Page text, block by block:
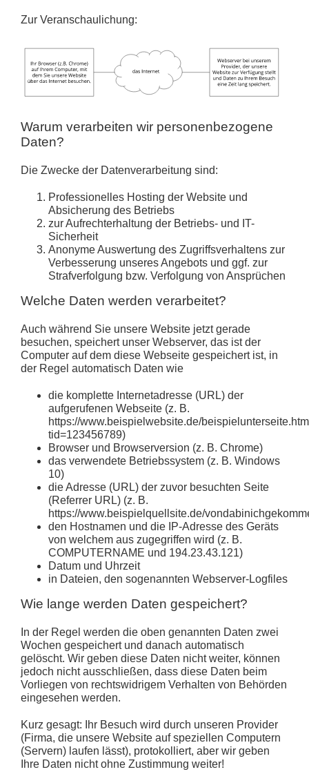
Zur Veranschaulichung:
Warum verarbeiten wir personenbezogene
Daten?
Die Zwecke der Datenverarbeitung sind:
Professionelles Hosting der Website und
Absicherung des Betriebs
zur Aufrechterhaltung der Betriebs- und IT-
Sicherheit
Anonyme Auswertung des Zugriffsverhaltens zur
Verbesserung unseres Angebots und ggf. zur
Strafverfolgung bzw. Verfolgung von Ansprüchen
Welche Daten werden verarbeitet?
Auch während Sie unsere Website jetzt gerade
besuchen, speichert unser Webserver, das ist der
Computer auf dem diese Webseite gespeichert ist, in
der Regel automatisch Daten wie
die komplette Internetadresse (URL) der
aufgerufenen Webseite (z. B.
https://www.beispielwebsite.de/
tid=123456789)
Browser und Browserversion (z. B. Chrome)
das verwendete Betriebssystem (z. B. Windows
10)
die Adresse (URL) der zuvor besuchten Seite
(Referrer URL) (z. B.
https://www.beispielquellsite.de/
den Hostnamen und die IP-Adresse des Geräts
von welchem aus zugegriffen wird (z. B.
COMPUTERNAME und 194.23.43.121)
Datum und Uhrzeit
in Dateien, den sogenannten Webserver-Logfiles
Wie lange werden Daten gespeichert?
In der Regel werden die oben genannten Daten zwei
Wochen gespeichert und danach automatisch
gelöscht. Wir geben diese Daten nicht weiter, können
jedoch nicht ausschließen, dass diese Daten beim
Vorliegen von rechtswidrigem Verhalten von Behörden
eingesehen werden.
Kurz gesagt: Ihr Besuch wird durch unseren Provider
(Firma, die unsere Website auf speziellen Computern
(Servern) laufen lässt), protokolliert, aber wir geben
Ihre Daten nicht ohne Zustimmung weiter!